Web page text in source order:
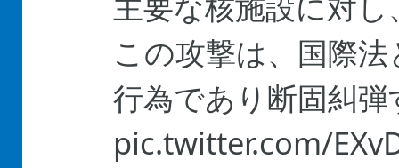
この攻撃は、国際
行為であり断固糾
pic.twitter.com/